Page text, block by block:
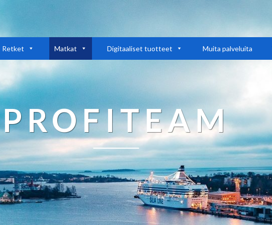
Retket Matkat Digitaaliset tuotteet Muita palveluita
PROFITEAM